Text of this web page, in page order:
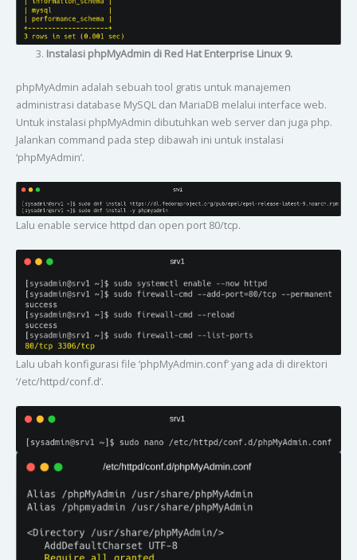
Instalasi phpMyAdmin di Red Hat Enterprise Linux 9.
phpMyAdmin adalah sebuah tool gratis untuk manajemen
administrasi database MySQL dan MariaDB melalui interface web.
Untuk instalasi phpMyAdmin dibutuhkan web server dan juga php.
Jalankan command pada step dibawah ini untuk instalasi
‘phpMyAdmin’.
Lalu enable service httpd dan open port 80/tcp.
Lalu ubah konfigurasi file ‘phpMyAdmin.conf’ yang ada di direktori
‘/etc/httpd/conf.d’.